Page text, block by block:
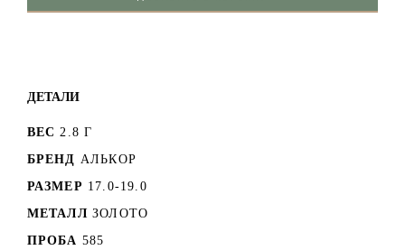
ДЕТАЛИ
ВЕС 2.8 Г
БРЕНД АЛЬКОР
РАЗМЕР 17.0-19.0
МЕТАЛЛ ЗОЛОТО
ПРОБА 585